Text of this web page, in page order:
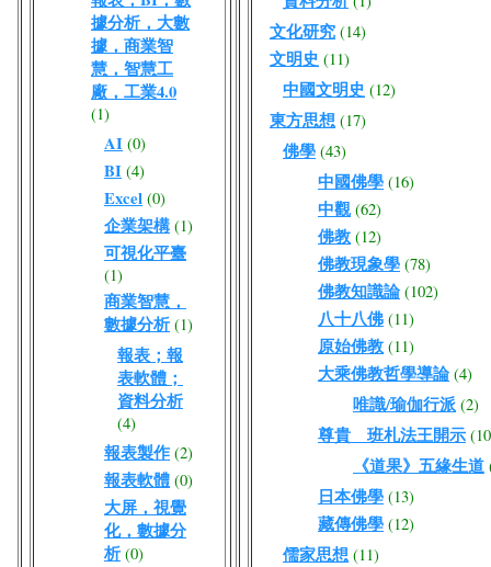
據分析，大數
據，商業智
慧，智慧工
廠，工業4.0
(1)
AI (0)
BI (4)
Excel (0)
企業架構 (1)
可視化平臺
(1)
商業智慧，
數據分析 (1)
報表；報
表軟體；
資料分析
(4)
報表製作 (2)
報表軟體 (0)
大屏，視覺
化，數據分
析 (0)
文化研究 (14)
文明史 (11)
中國文明史 (12)
東方思想 (17)
佛學 (43)
中國佛學 (16)
中觀 (62)
佛教 (12)
佛教現象學 (78)
佛教知識論 (102)
八十八佛 (11)
原始佛教 (11)
大乘佛教哲學導論 (4)
唯識/瑜伽行派 (2)
尊貴 班札法王開示
《道果》五緣生道
日本佛學 (13)
藏傳佛學 (12)
儒家思想 (11)